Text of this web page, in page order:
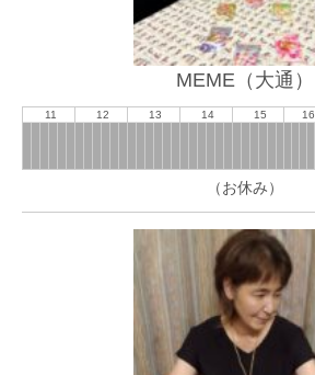
MEME（大通）
11 12 13 14 15 16
（お休み）